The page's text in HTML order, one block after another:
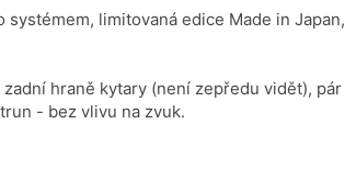
limitovaná edice Made in Japan,
hraně kytary (není zepředu vidět), pár
- bez vlivu na zvuk.